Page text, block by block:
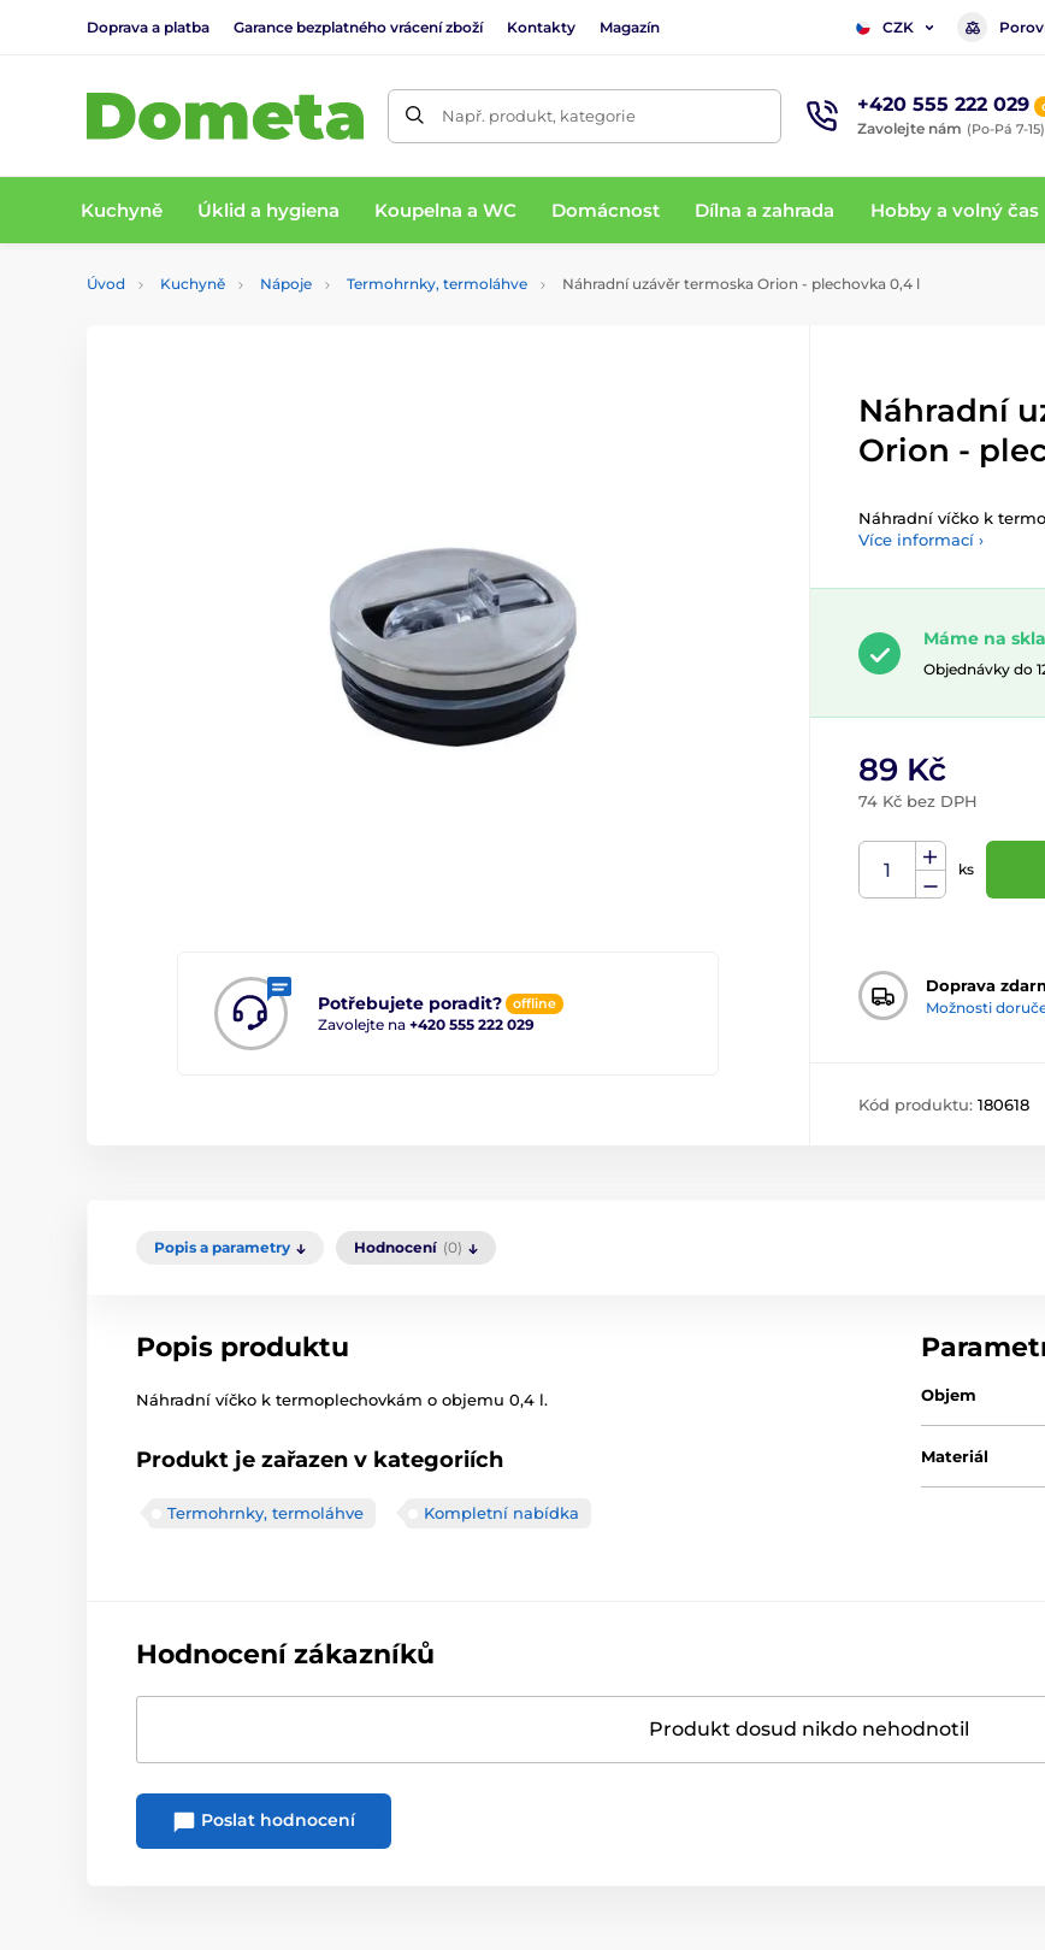
Doprava a platba Garance bezplatného vrácení zboží Kontakty Magazín CZK
Např. produkt, kategorie +420 555 222 029
Zavolejte nám (Po-Pá 7-15)
Kuchyně Úklid a hygiena Koupelna a WC Domácnost Dílna a zahrada Hobby a volný čas
Úvod Kuchyně Nápoje Termohrnky, termoláhve Náhradní uzávěr termoska Orion - plechovka 0,4 l
Potřebujete poradit? offline
Zavolejte na +420 555 222 029
Náhradní
Orion -
Náhradní víčko k
Více informací ›
Máme na
Objednávky do
89 Kč
74 Kč bez DPH
ks
Doprava
Možnosti
Kód produktu: 180618
Popis a parametry Hodnocení (0)
Popis produktu
Náhradní víčko k termoplechovkám o objemu 0,4 l.
Produkt je zařazen v kategoriích
Termohrnky, termoláhve Kompletní nabídka
Objem
Materiál
Hodnocení zákazníků
Produkt dosud nikdo nehodnotil
Poslat hodnocení